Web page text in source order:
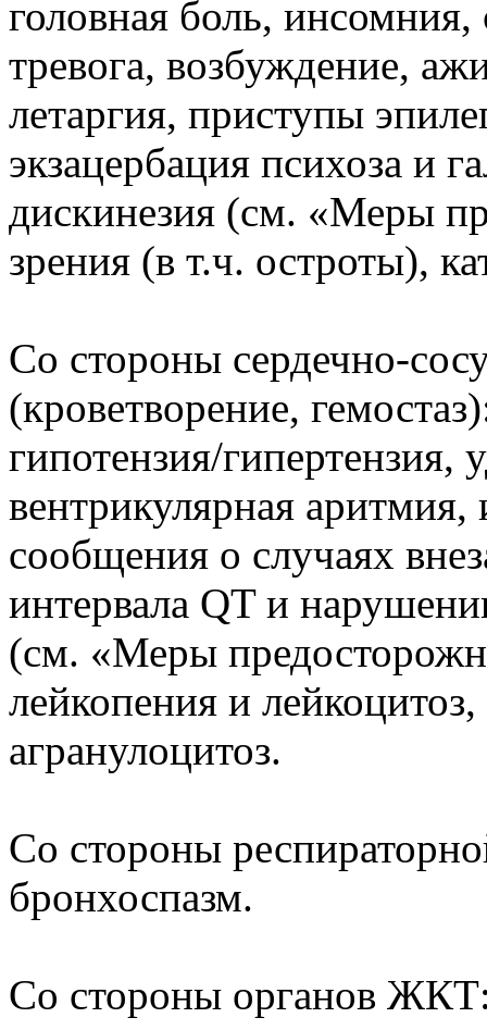
головная боль, инсомния,
тревога, возбуждение,
летаргия, приступы
экзацербация психоза и
дискинезия (см. «Меры
зрения (в т.ч. остроты),
Со стороны сердечно-
(кроветворение,
гипотензия/гипертензия,
вентрикулярная
сообщения о случаях
интервала QT и
(см. «Меры
лейкопения и
агранулоцитоз.
Со стороны
бронхоспазм.
Со стороны органов ЖКТ: